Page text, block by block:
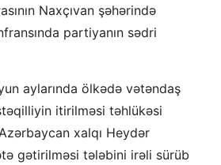
Naxçıvan şəhərində
partiyanın sədri
aylarında ölkədə vətəndaş
itirilməsi təhlükəsi
xalqı Heydər
gətirilməsi tələbini irəli sürüb